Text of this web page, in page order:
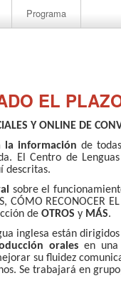
Programa
EL
Y ONLINE DE
la información de
El Centro de
descritas.
sobre el
CÓMO RECONOCER
de OTROS y MÁS.
inglesa están
orales en una
su fluidez
Se trabajará en